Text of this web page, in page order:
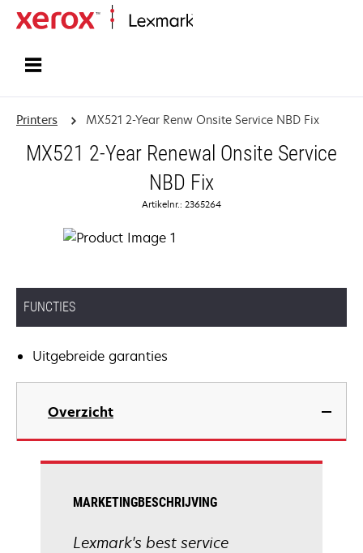
Printers MX521 2-Year Renw Onsite Service NBD Fix
MX521 2-Year Renewal Onsite Service
NBD Fix
Artikelnr.: 2365264
FUNCTIES
Uitgebreide garanties
Overzicht
MARKETINGBESCHRIJVING
Lexmark's best service